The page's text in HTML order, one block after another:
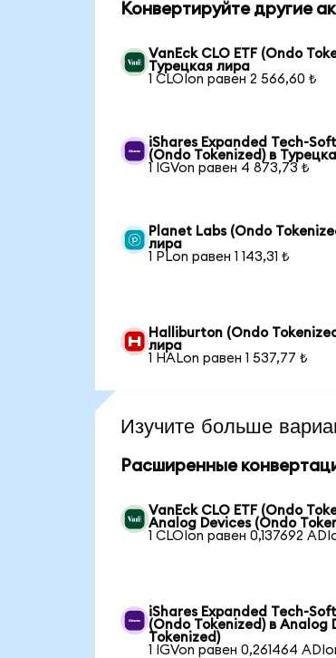
Конвертируйте другие
VanEck CLO ETF (Ondo
Турецкая лира
1 CLOIon равен 2 566,60 ₺
iShares Expanded Tech-
(Ondo Tokenized) в
1 IGVon равен 4 873,73 ₺
Planet Labs (Ondo
лира
1 PLon равен 1 143,31 ₺
Halliburton (Ondo
лира
1 HALon равен 1 537,77 ₺
Изучите больше
Расширенные
VanEck CLO ETF (Ondo
Analog Devices (Ondo
1 CLOIon равен 0,137692
iShares Expanded Tech-
(Ondo Tokenized) в Analog
Tokenized)
1 IGVon равен 0,261464